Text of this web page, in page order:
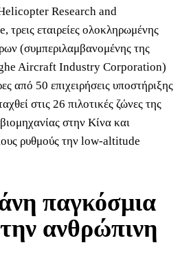
Research and
εταιρείες ολοκληρωμένης
(συμπεριλαμβανομένης της
Aircraft Industry Corporation)
από 50 επιχειρήσεις υποστήριξης
στις 26 πιλοτικές ζώνες της
στην Κίνα και
ρυθμούς την low-altitude
παγκόσμια
ανθρώπινη